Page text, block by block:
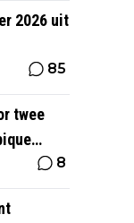
2026 uit
85
twee
8